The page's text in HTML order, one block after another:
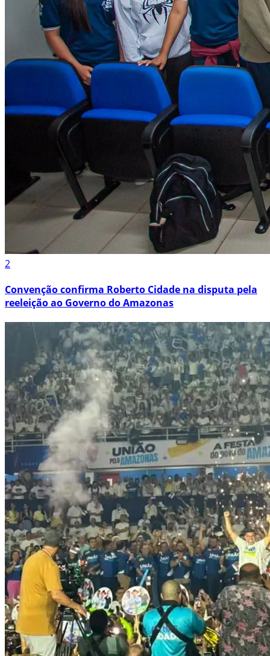
2
Convenção confirma Roberto Cidade na disputa pela
reeleição ao Governo do Amazonas